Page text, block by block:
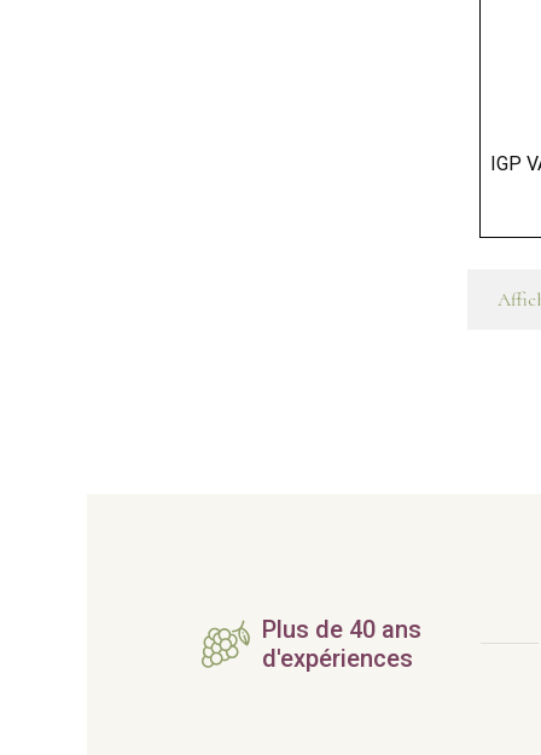
IGP
Plus de 40 ans
d'expériences